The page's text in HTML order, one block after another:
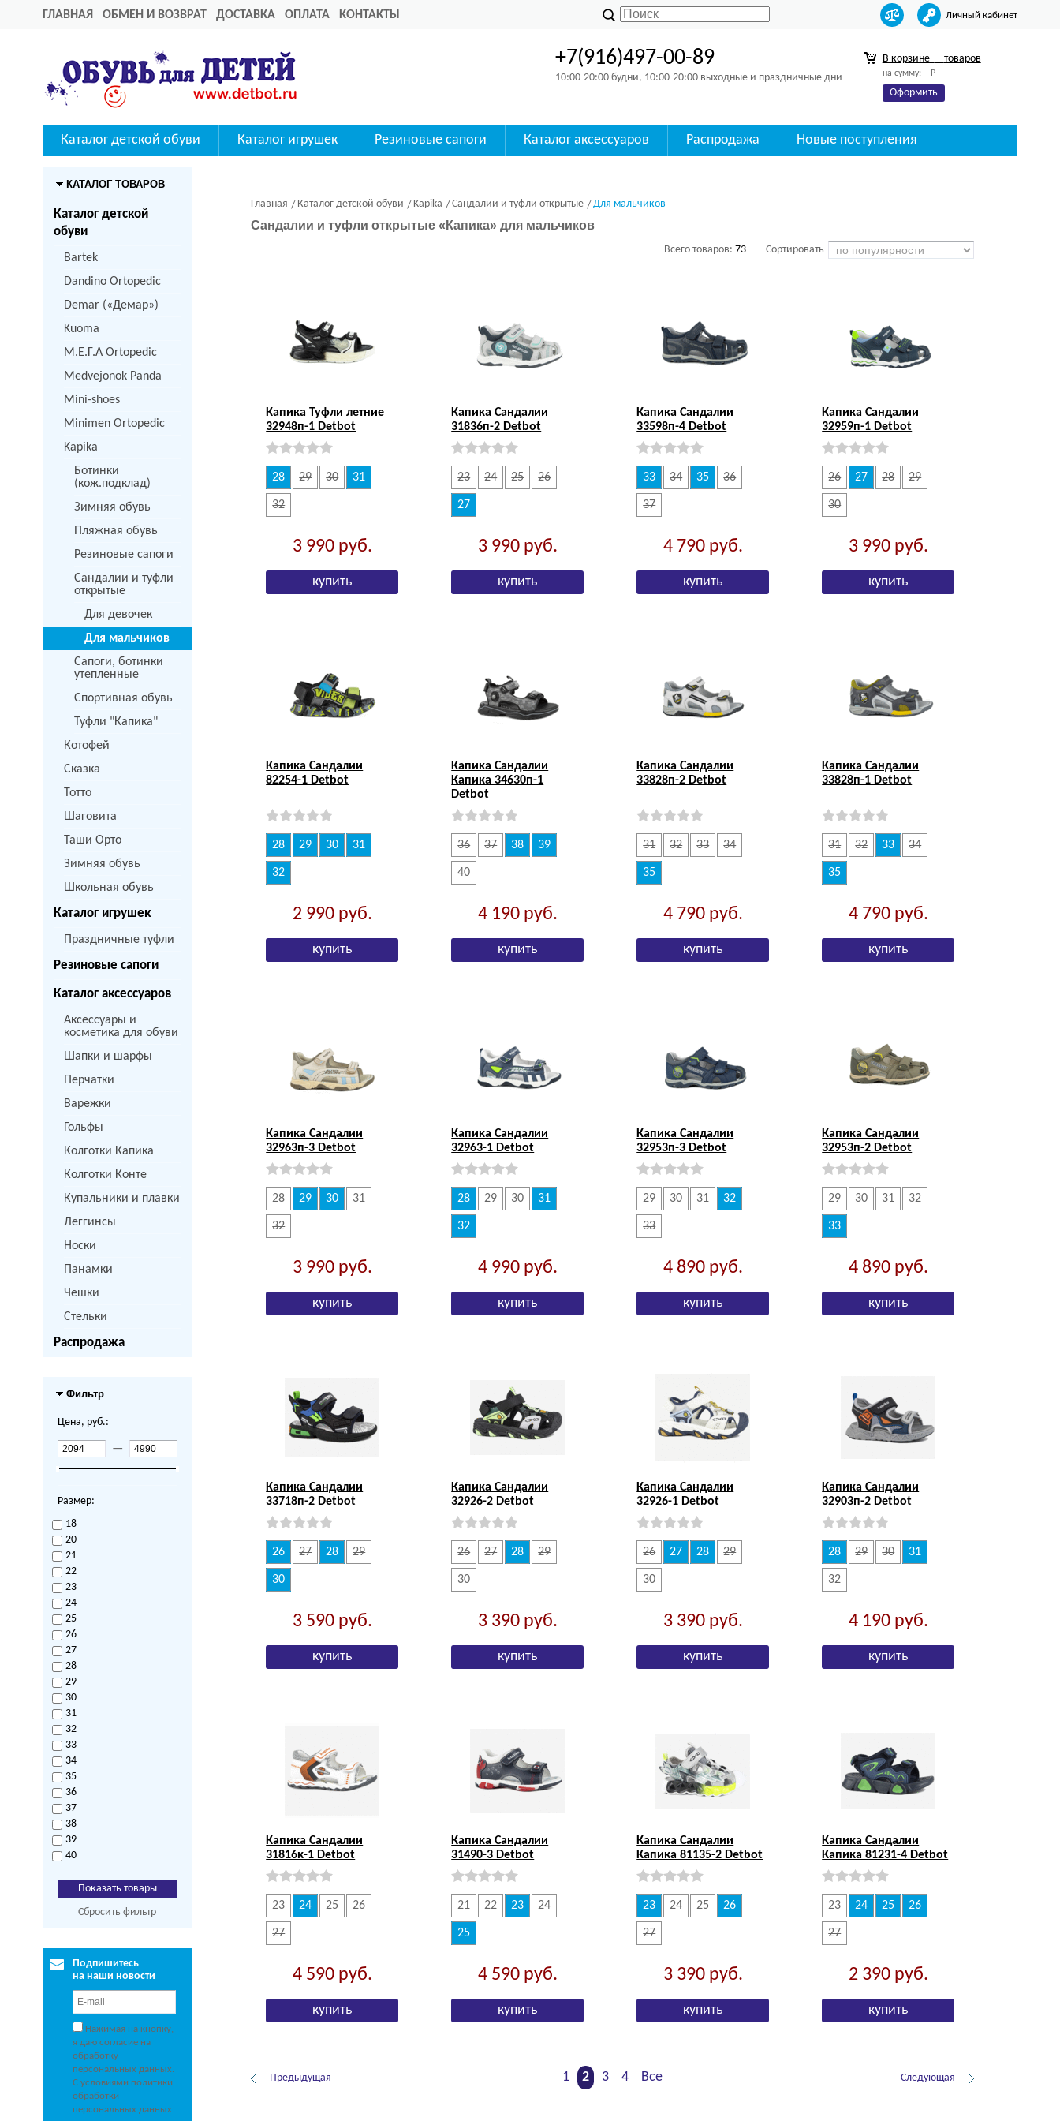
ГЛАВНАЯ ОБМЕН И ВОЗВРАТ ДОСТАВКА ОПЛАТА КОНТАКТЫ Личный кабинет
+7(916)497-00-89
10:00-20:00 будни, 10:00-20:00 выходные и праздничные дни
В корзине товаров
на сумму: Р
Оформить
Каталог детской обуви Каталог игрушек Резиновые сапоги Каталог аксессуаров Распродажа Новые поступления
КАТАЛОГ ТОВАРОВ
Каталог детской
обуви
Bartek
Dandino Ortopedic
Demar («Демар»)
Kuoma
M.Е.Г.А Ortopedic
Medvejonok Panda
Mini-shoes
Minimen Ortopedic
Kapika
Ботинки
(кож.подклад)
Зимняя обувь
Пляжная обувь
Резиновые сапоги
Сандалии и туфли
открытые
Для девочек
Для мальчиков
Сапоги, ботинки
утепленные
Спортивная обувь
Туфли "Капика"
Котофей
Сказка
Тотто
Шаговита
Таши Орто
Зимняя обувь
Школьная обувь
Каталог игрушек
Праздничные туфли
Резиновые сапоги
Каталог аксессуаров
Аксессуары и
косметика для обуви
Шапки и шарфы
Перчатки
Варежки
Гольфы
Колготки Капика
Колготки Конте
Купальники и плавки
Леггинсы
Носки
Панамки
Чешки
Стельки
Распродажа
Фильтр
Цена, руб.:
—
Размер:
18
20
21
22
23
24
25
26
27
28
29
30
31
32
33
34
35
36
37
38
39
40
Сбросить фильтр
Подпишитесь
на наши новости
Нажимая на кнопку,
я даю согласие на
обработку
персональных данных.
С условиями политики
обработки
персональных данных
Главная Каталог детской обуви Kapika Сандалии и туфли открытые Для мальчиков
Сандалии и туфли открытые «Капика» для мальчиков
Всего товаров: 73 Сортировать
Капика Туфли летние
32948п-1 Detbot
28 29 30 31
32
3 990 руб.
Капика Сандалии
31836п-2 Detbot
23 24 25 26
27
3 990 руб.
Капика Сандалии
33598п-4 Detbot
33 34 35 36
37
4 790 руб.
Капика Сандалии
32959п-1 Detbot
26 27 28 29
30
3 990 руб.
Капика Сандалии
82254-1 Detbot
28 29 30 31
32
2 990 руб.
Капика Сандалии
Капика 34630п-1
Detbot
36 37 38 39
40
4 190 руб.
Капика Сандалии
33828п-2 Detbot
31 32 33 34
35
4 790 руб.
Капика Сандалии
33828п-1 Detbot
31 32 33 34
35
4 790 руб.
Капика Сандалии
32963п-3 Detbot
28 29 30 31
32
3 990 руб.
Капика Сандалии
32963-1 Detbot
28 29 30 31
32
4 990 руб.
Капика Сандалии
32953п-3 Detbot
29 30 31 32
33
4 890 руб.
Капика Сандалии
32953п-2 Detbot
29 30 31 32
33
4 890 руб.
Капика Сандалии
33718п-2 Detbot
26 27 28 29
30
3 590 руб.
Капика Сандалии
32926-2 Detbot
26 27 28 29
30
3 390 руб.
Капика Сандалии
32926-1 Detbot
26 27 28 29
30
3 390 руб.
Капика Сандалии
32903п-2 Detbot
28 29 30 31
32
4 190 руб.
Капика Сандалии
31816к-1 Detbot
23 24 25 26
27
4 590 руб.
Капика Сандалии
31490-3 Detbot
21 22 23 24
25
4 590 руб.
Капика Сандалии
Капика 81135-2 Detbot
23 24 25 26
27
3 390 руб.
Капика Сандалии
Капика 81231-4 Detbot
23 24 25 26
27
2 390 руб.
1 2 3 4 Все
Предыдущая Следующая